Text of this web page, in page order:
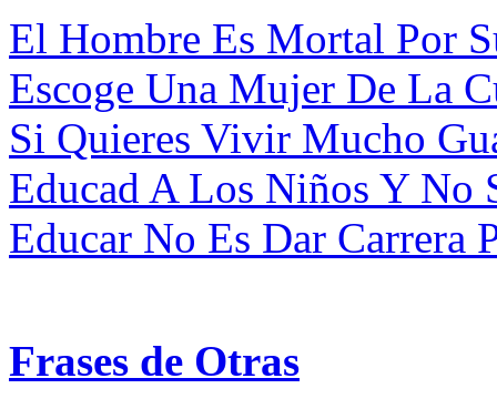
El Hombre Es Mortal Por
Escoge Una Mujer De La
Si Quieres Vivir Mucho
Educad A Los Niños Y No
Educar No Es Dar Carrera
Frases de Otras